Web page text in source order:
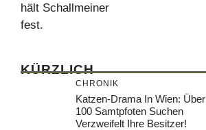
hält Schallmeiner
fest.
KÜRZLICH
CHRONIK
Katzen-Drama In Wien: Über
100 Samtpfoten Suchen
Verzweifelt Ihre Besitzer!